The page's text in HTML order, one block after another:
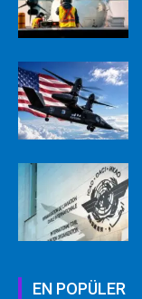
EN POPÜLER